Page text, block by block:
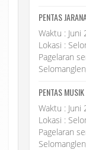
PENTAS
Waktu : Juni
Lokasi :
Pagelaran
PENTAS
Waktu : Juni
Lokasi :
Pagelaran